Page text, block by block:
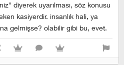
diyerek uyarılması, söz konusu
kasiyerdir. insanlık hali, ya
gelmişse? olabilir gibi bu, evet.